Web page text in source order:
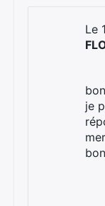
Le
je